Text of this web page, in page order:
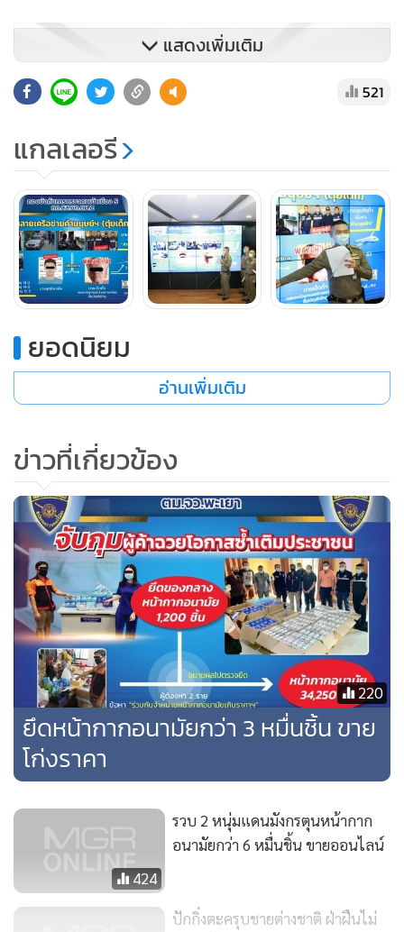
แสดงเพิ่มเติม
521
แกลเลอรี
ยอดนิยม
อ่านเพิ่มเติม
ข่าวที่เกี่ยวข้อง
220
ยึดหน้ากากอนามัยกว่า 3 หมื่นชิ้น ขาย
โก่งราคา
424
รวบ 2 หนุ่มแดนมังกรตุนหน้ากาก
อนามัยกว่า 6 หมื่นชิ้น ขายออนไลน์
ปักกิ่งตะครุบชายต่างชาติ ฝ่าฝืนไม่